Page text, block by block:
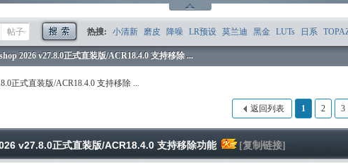
帖子 热搜: 小清新 磨皮 降噪 LR预设 莫兰迪 黑金 LUTs 日系
2026 v27.8.0正式直装版/ACR18.4.0 支持移除 ...
正式直装版/ACR18.4.0 支持移除 ...
1 2 3
返回列表
v27.8.0正式直装版/ACR18.4.0 支持移除功能 [复制链接]